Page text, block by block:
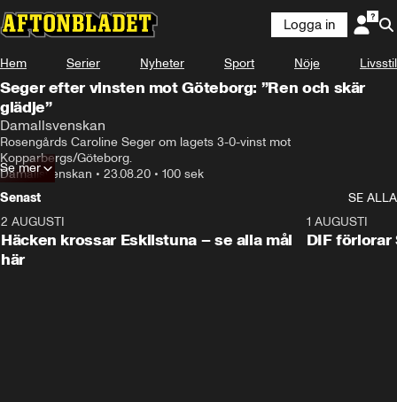
Logga in
Hem Serier Nyheter Sport Nöje Livsstil
Seger efter vinsten mot Göteborg: ”Ren och skär
glädje”
Damallsvenskan
Rosengårds Caroline Seger om lagets 3-0-vinst mot
Kopparbergs/Göteborg.
Damallsvenskan • 23.08.20 • 100 sek
Se mer
Senast
SE ALLA
2 AUGUSTI
Häcken krossar Eskilstuna – se alla mål
här
1 AUGUSTI
DIF